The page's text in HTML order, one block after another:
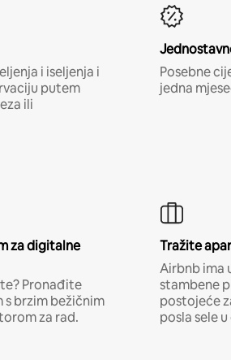
i iseljenja i
putem
ili
Posebne
jedna
za digitalne
Pronađite
s brzim bežičnim
za rad.
Tražite
Airbnb ima
stambene
postojeće
posla sele